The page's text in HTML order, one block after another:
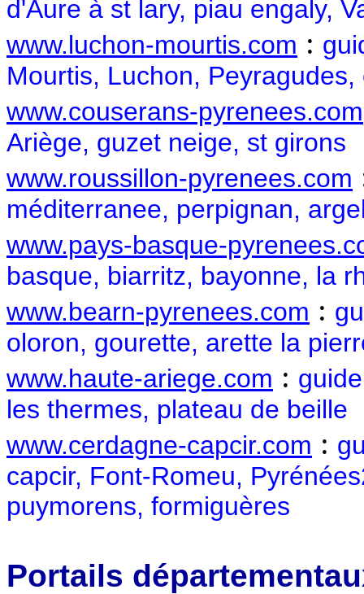
d'Aure à st lary, piau engaly,
www.luchon-mourtis.com :
Mourtis, Luchon,
www.couserans-pyrenees.com
Ariège, guzet neige, st girons
www.roussillon-pyrenees.com
méditerranee, perpignan,
www.pays-basque-
basque, biarritz, bayonne, la
www.bearn-pyrenees.com :
oloron, gourette, arette la
www.haute-ariege.com :
les thermes, plateau de beille
www.cerdagne-capcir.com :
capcir, Font-Romeu,
puymorens, formiguères
Portails